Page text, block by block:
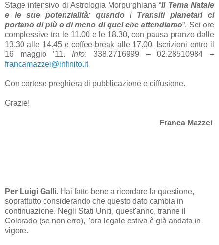
Stage intensivo di Astrologia Morpurghiana “Il Tema Natale
e le sue potenzialità: quando i Transiti planetari ci
portano di più o di meno di quel che attendiamo”. Sei ore
complessive tra le 11.00 e le 18.30, con pausa pranzo dalle
13.30 alle 14.45 e coffee-break alle 17.00. Iscrizioni entro il
16 maggio ’11. Info: 338.2716999 – 02.28510984 –
francamazzei@infinito.it
Con cortese preghiera di pubblicazione e diffusione.
Grazie!
Franca Mazzei
Per Luigi Galli. Hai fatto bene a ricordare la questione,
soprattutto considerando che questo dato cambia in
continuazione. Negli Stati Uniti, quest'anno, tranne il
Colorado (se non erro), l'ora legale estiva è già andata in
vigore.